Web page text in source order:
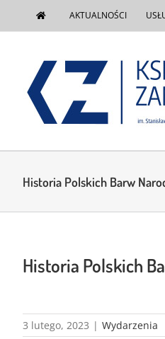
zawartości
AKTUALNOŚCI
Historia Polskich Barw
Historia Polskich
3 lutego, 2023 | Wydarzenia